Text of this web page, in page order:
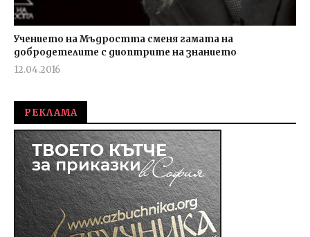
Учението на Мъдростта сменя гамата на
добродетелите с диоптрите на знанието
12.04.2016
РЕКЛАМА